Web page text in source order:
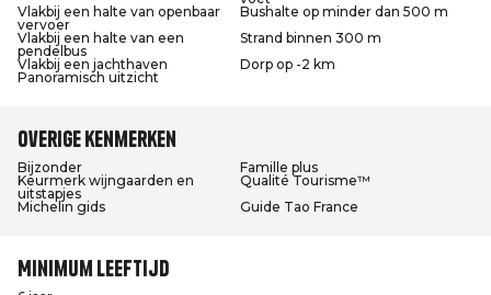
Vlakbij een halte van openbaar
vervoer
Bushalte op minder dan 500 m
Vlakbij een halte van een
pendelbus
Strand binnen 300 m
Vlakbij een jachthaven
Dorp op -2 km
Panoramisch uitzicht
Overige kenmerken
Bijzonder
Famille plus
Keurmerk wijngaarden en
uitstapjes
Qualité Tourisme™
Michelin gids
Guide Tao France
Minimum leeftijd